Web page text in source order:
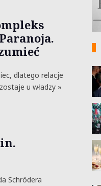
dlatego relacje
u władzy »
Schrödera